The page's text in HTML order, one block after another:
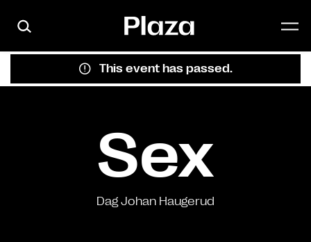
This event has passed.
Sex
Dag Johan Haugerud